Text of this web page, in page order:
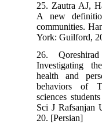
25. Zautra AJ,
A new
communities.
York: Guilford,
26.
Investigating
health and
behaviors of
sciences
Sci J
20. [Persian]